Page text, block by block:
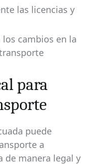
las licencias y
cambios en la
para
puede
a
de manera legal y